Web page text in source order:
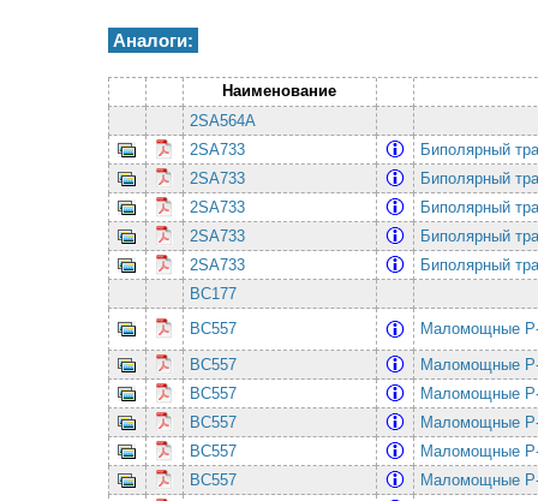
Аналоги:
Наименование
2SA564A
2SA733
Биполярный
2SA733
Биполярный
2SA733
Биполярный
2SA733
Биполярный
2SA733
Биполярный
BC177
BC557
Маломощные
BC557
Маломощные
BC557
Маломощные
BC557
Маломощные
BC557
Маломощные
BC557
Маломощные